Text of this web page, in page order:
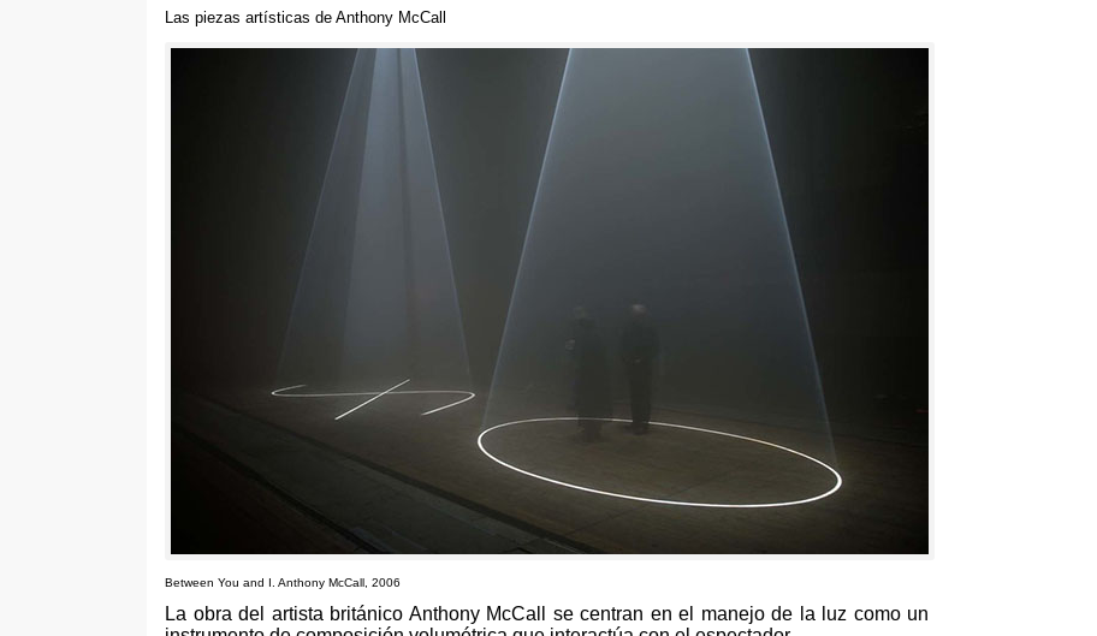
Las piezas artísticas de Anthony McCall
Between You and I Anthony McCall , 2006
La obra del artista británico Anthony McCall se centran en el manejo de la luz como un